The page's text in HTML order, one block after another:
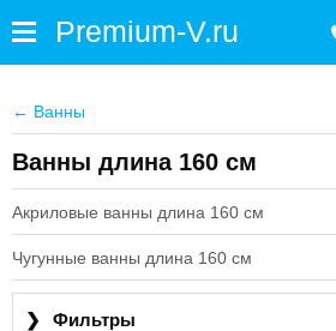
← Ванны
Ванны длина 160 см
Акриловые ванны длина 160 см
Чугунные ванны длина 160 см
❯ Фильтры